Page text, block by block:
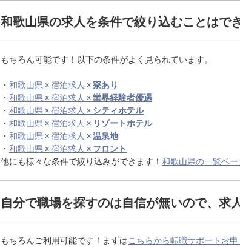
和歌山県の求人を条件で絞り込むことはで
もちろん可能です！以下の条件がよく見られています。
・ 和歌山県 × 宿泊求人 ×寮あり
・ 和歌山県 × 宿泊求人 ×業界経験者優遇
・ 和歌山県 × 宿泊求人 × シティホテル
・ 和歌山県 × 宿泊求人 × リゾートホテル
・ 和歌山県 × 宿泊求人 ×温泉地
・ 和歌山県 × 宿泊求人 × フロント
他にも様々な条件で絞り込みができます！ 和歌山県の一覧ペー
自分で職場を探すのは自信が無いので、求
もちろんご利用可能です！まずはこちらから転職サポートお